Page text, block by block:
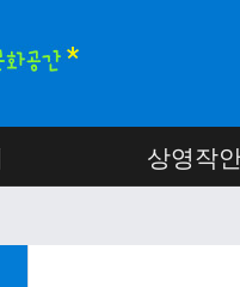
상영작